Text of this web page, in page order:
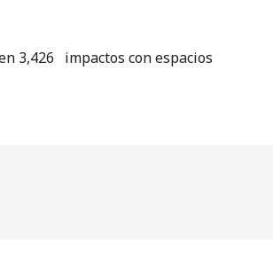
3,426 impactos con espacios